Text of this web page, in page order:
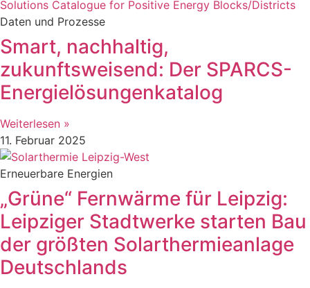
Daten und Prozesse
Smart, nachhaltig,
zukunftsweisend: Der SPARCS-
Energielösungenkatalog
Weiterlesen »
11. Februar 2025
Erneuerbare Energien
„Grüne“ Fernwärme für Leipzig:
Leipziger Stadtwerke starten Bau
der größten Solarthermieanlage
Deutschlands